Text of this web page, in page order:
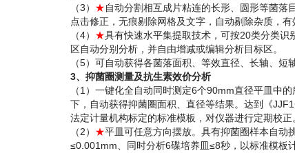
（3） ★自动分割相互成片粘连的长形、圆形等菌
点击修正，无痕剔除网格及文字，自动剔除杂质，
（4） ★具有快速水平集提取技术，可按20类分类
区自动分别分析，并自由增减或编辑分析目标区。
（5）可自动获得各菌落面积、等效直径、长轴、
3、抑菌圈测量及抗生素效价分析
（1）一键化全自动同时测定6个90mm直径平皿中
下，自动获得抑菌圈面积、直径等结果。达到《
法定计量机构标定的标准模板，对仪器进行定期校正
（2） ★平皿可任意方向摆放。具有抑菌圈样本自动
≤0.001mm、同时分析6碟培养皿≤8秒，以标准模板